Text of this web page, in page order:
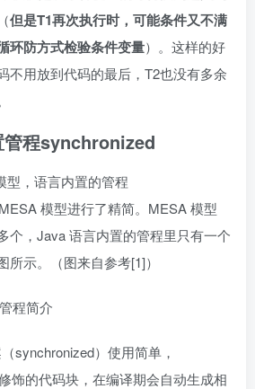
（但是T1再次执行时，可能条件又不满
环防方式检验条件变量）。这样的好
不用放到代码的最后，T2也没有多余
程synchronized
型，语言内置的管程
模型进行了精简。MESA 模型
个，Java 语言内置的管程里只有一个
示。（图来自参考[1]）
synchronized）使用简单，
饰的代码块，在编译期会自动生成相